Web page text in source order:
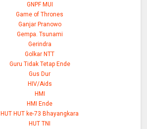
GNPF MUI
Game of Thrones
Ganjar Pranowo
Gempa. Tsunami
Gerindra
Golkar NTT
Guru Tidak Tetap Ende
Gus Dur
HIV/Aids
HMI
HMI Ende
HUT HUT ke-73 Bhayangkara
HUT TNI